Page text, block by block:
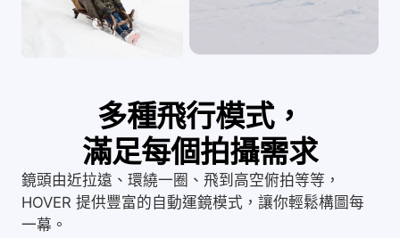
多種飛行模式，
滿足每個拍攝需求
鏡頭由近拉遠、環繞一圈、飛到高空俯拍等等，
HOVER 提供豐富的自動運鏡模式，讓你輕鬆構圖每
一幕。